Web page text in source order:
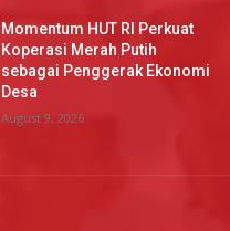
Momentum HUT RI Perkuat
Koperasi Merah Putih
sebagai Penggerak Ekonomi
Desa
August 9, 2026